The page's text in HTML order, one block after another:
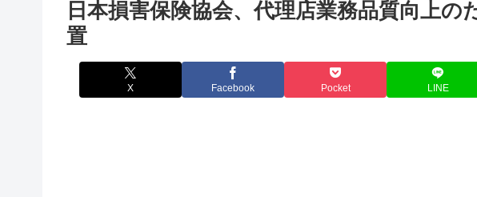
日本損害保険協会、代理店業務品質向上の
置
X Facebook Pocket LINE